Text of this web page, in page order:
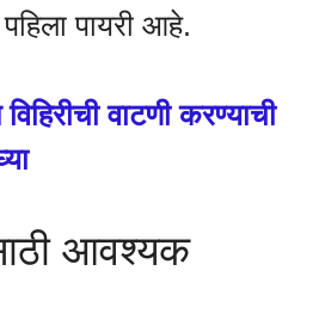
पायरी आहे.
वाटणी करण्याची
आवश्यक